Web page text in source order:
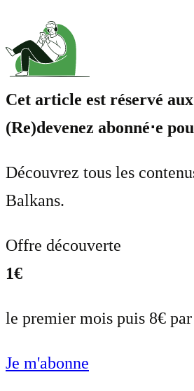
Cet article est réservé aux
(Re)devenez abonné⋅e
Découvrez tous les
Balkans.
Offre découverte
1€
le premier mois puis 8€
Je m'abonne